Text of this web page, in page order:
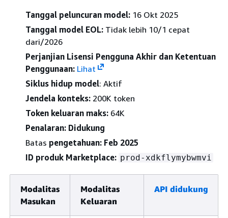
Tanggal peluncuran model: 16 Okt 2025
Tanggal model EOL: Tidak lebih 10/1 cepat
dari/2026
Perjanjian Lisensi Pengguna Akhir dan Ketentuan
Penggunaan: Lihat
Siklus hidup model: Aktif
Jendela konteks: 200K token
Token keluaran maks: 64K
Penalaran: Didukung
Batas pengetahuan: Feb 2025
ID produk Marketplace: prod-xdkflymybwmvi
Modalitas
Masukan
Modalitas
Keluaran
API didukung